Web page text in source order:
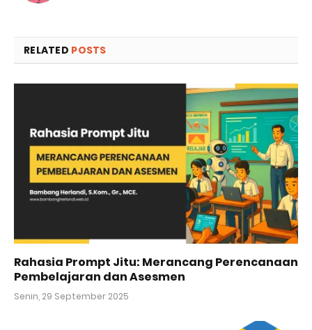
RELATED POSTS
Rahasia Prompt Jitu: Merancang Perencanaan
Pembelajaran dan Asesmen
Senin, 29 September 2025